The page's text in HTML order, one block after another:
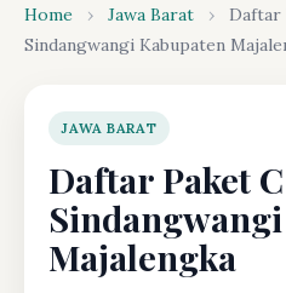
Home › Jawa Barat ›
Daftar
Sindangwangi Kabupaten
JAWA BARAT
Daftar Paket
Majalengka